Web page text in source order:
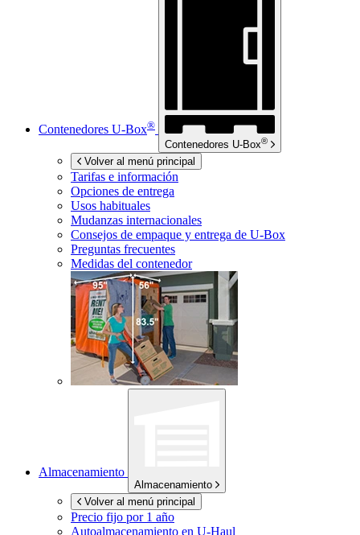
Contenedores U-Box®
Contenedores U-Box®
Volver al menú principal
Tarifas e información
Opciones de entrega
Usos habituales
Mudanzas internacionales
Consejos de empaque y entrega de U-Box
Preguntas frecuentes
Medidas del contenedor
Almacenamiento
Almacenamiento
Volver al menú principal
Precio fijo por 1 año
Autoalmacenamiento en U-Haul